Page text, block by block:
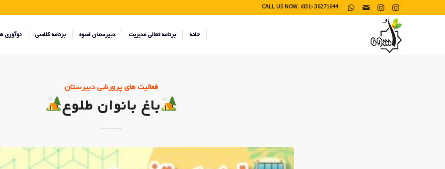
CALL US NOW: (031) 36271644
خانه برنامه تعالی مدیریت دبیرستان اسوه برنامه کلاسی نوآوری
فعالیت های پرورشی دبیرستان
باغ بانوان طلوع